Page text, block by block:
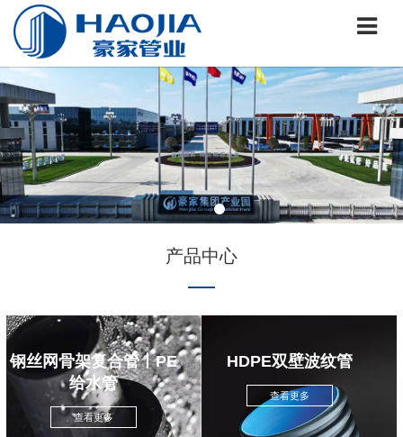
产品中心
钢丝网骨架复合管丨PE
给水管
查看更多
HDPE双壁波纹管
查看更多